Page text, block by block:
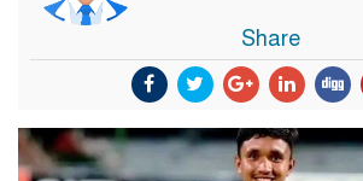
Share